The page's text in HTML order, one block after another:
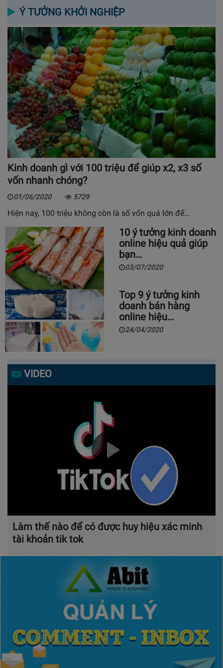
Ý TƯỞNG KHỞI NGHIỆP
Kinh doanh gì với 100 triệu để giúp x2, x3 số
vốn nhanh chóng?
01/06/2020 5729
Hiện nay, 100 triệu không còn là số vốn quá lớn để…
10 ý tưởng kinh doanh
online hiệu quả giúp
bạn…
03/07/2020
Top 9 ý tưởng kinh
doanh bán hàng
online hiệu…
24/04/2020
VIDEO
Làm thế nào để có được huy hiệu xác minh
tài khoản tik tok